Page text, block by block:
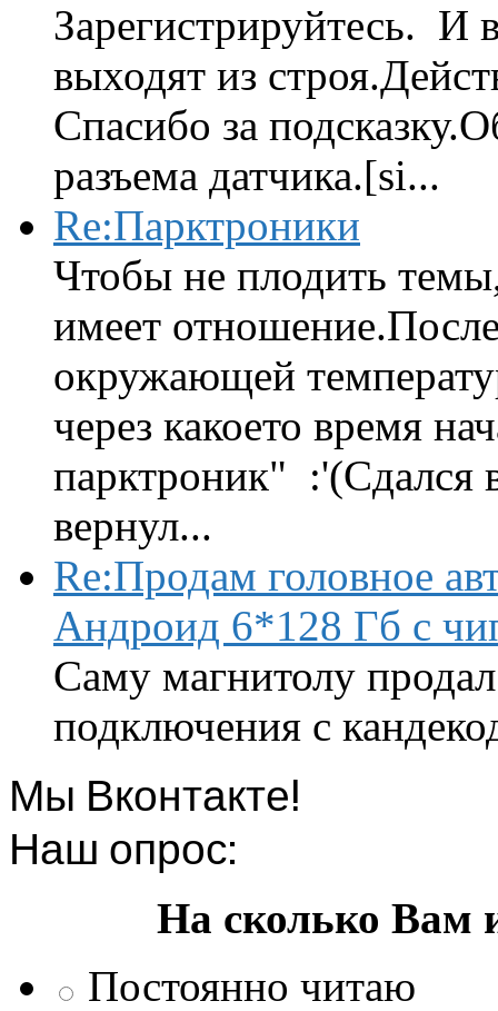
Зарегистрируйтесь. И
выходят из
Спасибо за
разъема датчика.[si...
Re:Парктроники
Чтобы не плодить
имеет
окружающей
через какоето время
парктроник" :'(Сдался
вернул...
Re:Продам головное
Андроид 6*128 Гб с
Саму магнитолу
подключения с
Мы Вконтакте!
Наш опрос:
На сколько Вам
Постоянно читаю